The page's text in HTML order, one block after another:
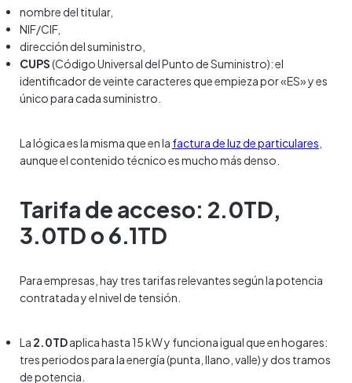
nombre del titular,
NIF/CIF,
dirección del suministro,
CUPS(Código Universal del Punto de Suministro): el
identificador de veinte caracteres que empieza por «ES» y es
único para cada suministro.
La lógica es la misma que en la factura de luz de particulares
aunque el contenido técnico es mucho más denso.
Tarifa de acceso: 2.0TD,
3.0TD o 6.1TD
Para empresas, hay tres tarifas relevantes según la potencia
contratada y el nivel de tensión.
La 2.0TDaplica hasta 15 kW y funciona igual que en hogares:
tres periodos para la energía (punta, llano, valle) y dos tramos
de potencia.